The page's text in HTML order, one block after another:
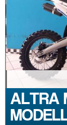
ALTRA